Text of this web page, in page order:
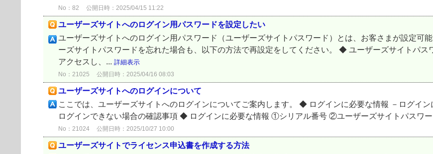
No：82 公開日時：2025/04/15 11:22
ユーザーズサイトへのログイン用パスワードを設定したい
ユーザーズサイトへのログイン用パスワード（ユーザーズサイトパスワード）とは、お客さまが設定可
ーズサイトパスワードを忘れた場合も、以下の方法で再設定をしてください。 ◆ ユーザーズサイトパ
アクセスし、... 詳細表示
No：21025 公開日時：2025/04/16 08:03
ユーザーズサイトへのログインについて
ここでは、ユーザーズサイトへのログインについてご案内します。 ◆ ログインに必要な情報 －ログイ
ログインできない場合の確認事項 ◆ ログインに必要な情報 ①シリアル番号 ②ユーザーズサイトパスワー
No：21024 公開日時：2025/10/27 10:00
ユーザーズサイトでライセンス申込書を作成する方法